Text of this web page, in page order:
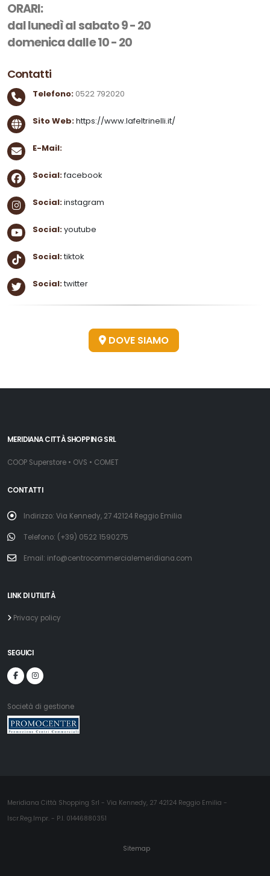
ORARI:
dal lunedì al sabato 9 - 20
domenica dalle 10 - 20
Contatti
Telefono: 0522 792020
Sito Web:https://www.lafeltrinelli.it/
E-Mail:
Social:facebook
Social:instagram
Social:youtube
Social:tiktok
Social:twitter
DOVE SIAMO
MERIDIANA CITTÀ SHOPPING SRL
COOP Superstore • OVS • COMET
CONTATTI
Indirizzo: Via Kennedy, 27 42124 Reggio Emilia
Telefono: (+39) 0522 1590275
Email: info@centrocommercialemeridiana.com
LINK DI UTILITÀ
Privacy policy
SEGUICI
Società di gestione
Meridiana Città Shopping Srl - Via Kennedy, 27 42124 Reggio Emilia -
Iscr.Reg.Impr. - P.I. 01446880351
Sitemap